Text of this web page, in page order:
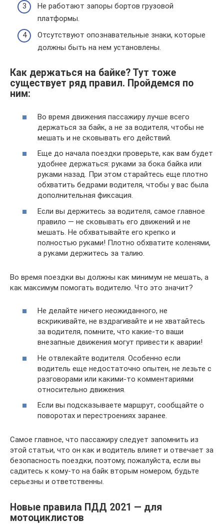
Не работают запоры бортов грузовой
платформы.
Отсутствуют опознавательные знаки, которые
должны быть на нем установлены.
Как держаться на байке? Тут тоже
существует ряд правил. Пройдемся по
ним:
Во время движения пассажиру лучше всего
держаться за байк, а не за водителя, чтобы не
мешать и не сковывать его действий.
Еще до начала поездки проверьте, как вам будет
удобнее держаться: руками за бока байка или
руками назад. При этом старайтесь еще плотно
обхватить бедрами водителя, чтобы у вас была
дополнительная фиксация.
Если вы держитесь за водителя, самое главное
правило — не сковывать его движений и не
мешать. Не обхватывайте его крепко и
полностью руками! Плотно обхватите коленями,
а руками держитесь за талию.
Во время поездки вы должны как минимум не мешать, а
как максимум помогать водителю. Что это значит?
Не делайте ничего неожиданного, не
вскрикивайте, не вздрагивайте и не хватайтесь
за водителя, помните, что какие-то ваши
внезапные движения могут привести к аварии!
Не отвлекайте водителя. Особенно если
водитель еще недостаточно опытен, не лезьте с
разговорами или какими-то комментариями
относительно движения.
Если вы подсказываете маршрут, сообщайте о
поворотах и перестроениях заранее.
Самое главное, что пассажиру следует запомнить из
этой статьи, что он как и водитель влияет и отвечает за
безопасность поездки, поэтому, пожалуйста, если вы
садитесь к кому-то на байк вторым номером, будьте
серьезны и ответственны.
Новые правила ПДД 2021 — для
мотоциклистов